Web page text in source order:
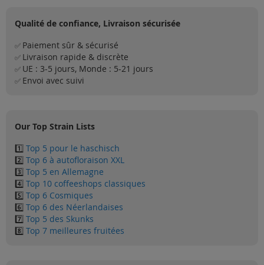
Qualité de confiance, Livraison sécurisée
✅ Paiement sûr & sécurisé
✅ Livraison rapide & discrète
✅ UE : 3-5 jours, Monde : 5-21 jours
✅ Envoi avec suivi
Our Top Strain Lists
1️⃣ Top 5 pour le haschisch
2️⃣ Top 6 à autofloraison XXL
3️⃣ Top 5 en Allemagne
4️⃣ Top 10 coffeeshops classiques
5️⃣ Top 6 Cosmiques
6️⃣ Top 6 des Néerlandaises
7️⃣ Top 5 des Skunks
8️⃣ Top 7 meilleures fruitées